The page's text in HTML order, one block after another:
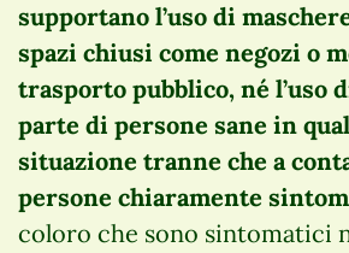
supportano l’uso di
spazi chiusi come negozi o
trasporto pubblico, né l’uso
parte di persone sane in
situazione tranne che a
persone chiaramente
coloro che sono sintomatici